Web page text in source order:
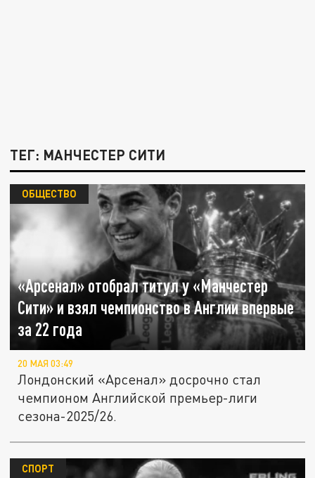
ТЕГ: МАНЧЕСТЕР СИТИ
«Арсенал» отобрал титул у «Манчестер
Сити» и взял чемпионство в Англии впервые
за 22 года
ОБЩЕСТВО
20 МАЯ 03:49
Лондонский «Арсенал» досрочно стал
чемпионом Английской премьер-лиги
сезона-2025/26.
СПОРТ